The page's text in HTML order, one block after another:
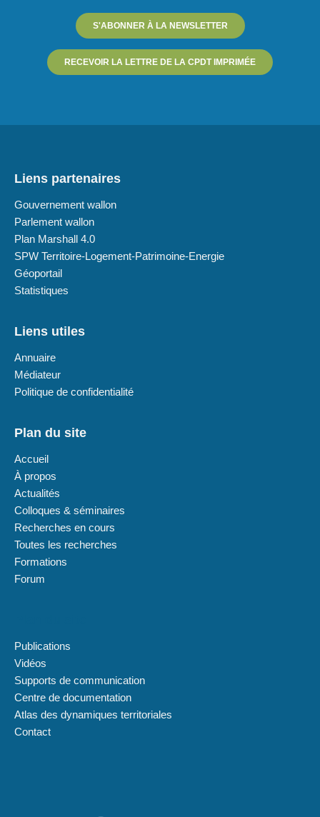
S'ABONNER À LA NEWSLETTER
RECEVOIR LA LETTRE DE LA CPDT IMPRIMÉE
Liens partenaires
Gouvernement wallon
Parlement wallon
Plan Marshall 4.0
SPW Territoire-Logement-Patrimoine-Energie
Géoportail
Statistiques
Liens utiles
Annuaire
Médiateur
Politique de confidentialité
Plan du site
Accueil
À propos
Actualités
Colloques & séminaires
Recherches en cours
Toutes les recherches
Formations
Forum
Publications
Vidéos
Supports de communication
Centre de documentation
Atlas des dynamiques territoriales
Contact